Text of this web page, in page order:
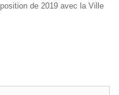
de 2019 avec la Ville